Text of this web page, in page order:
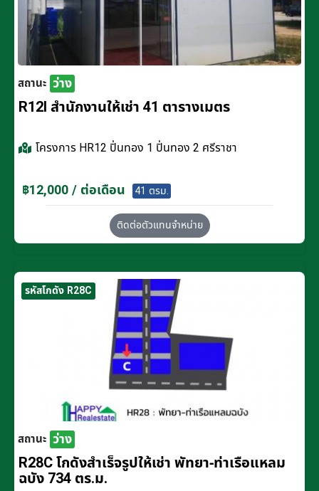
สถานะ ว่าง
R12I สำนักงานให้เช่า 41 ตารางเมตร
โครงการ HR12 ปิ่นทอง 1 ปิ่นทอง 2 ศรีราชา
฿12,000 / ต่อเดือน 41 ตรม.
ติดต่อตัวแทนจำหน่าย
รหัสโกดัง R28C
สถานะ ว่าง
R28C โกดังสำเร็จรูปให้เช่า พัทยา-ท่าเรือแหลม
ฉบัง 734 ตร.ม.